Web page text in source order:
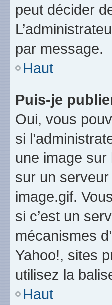
peut décider
par message.
Haut
Puis-je
Oui, vous
si
une image
sur un
image.gif.
si c’est un
mécanismes
Yahoo!, sites
utilisez la
Haut